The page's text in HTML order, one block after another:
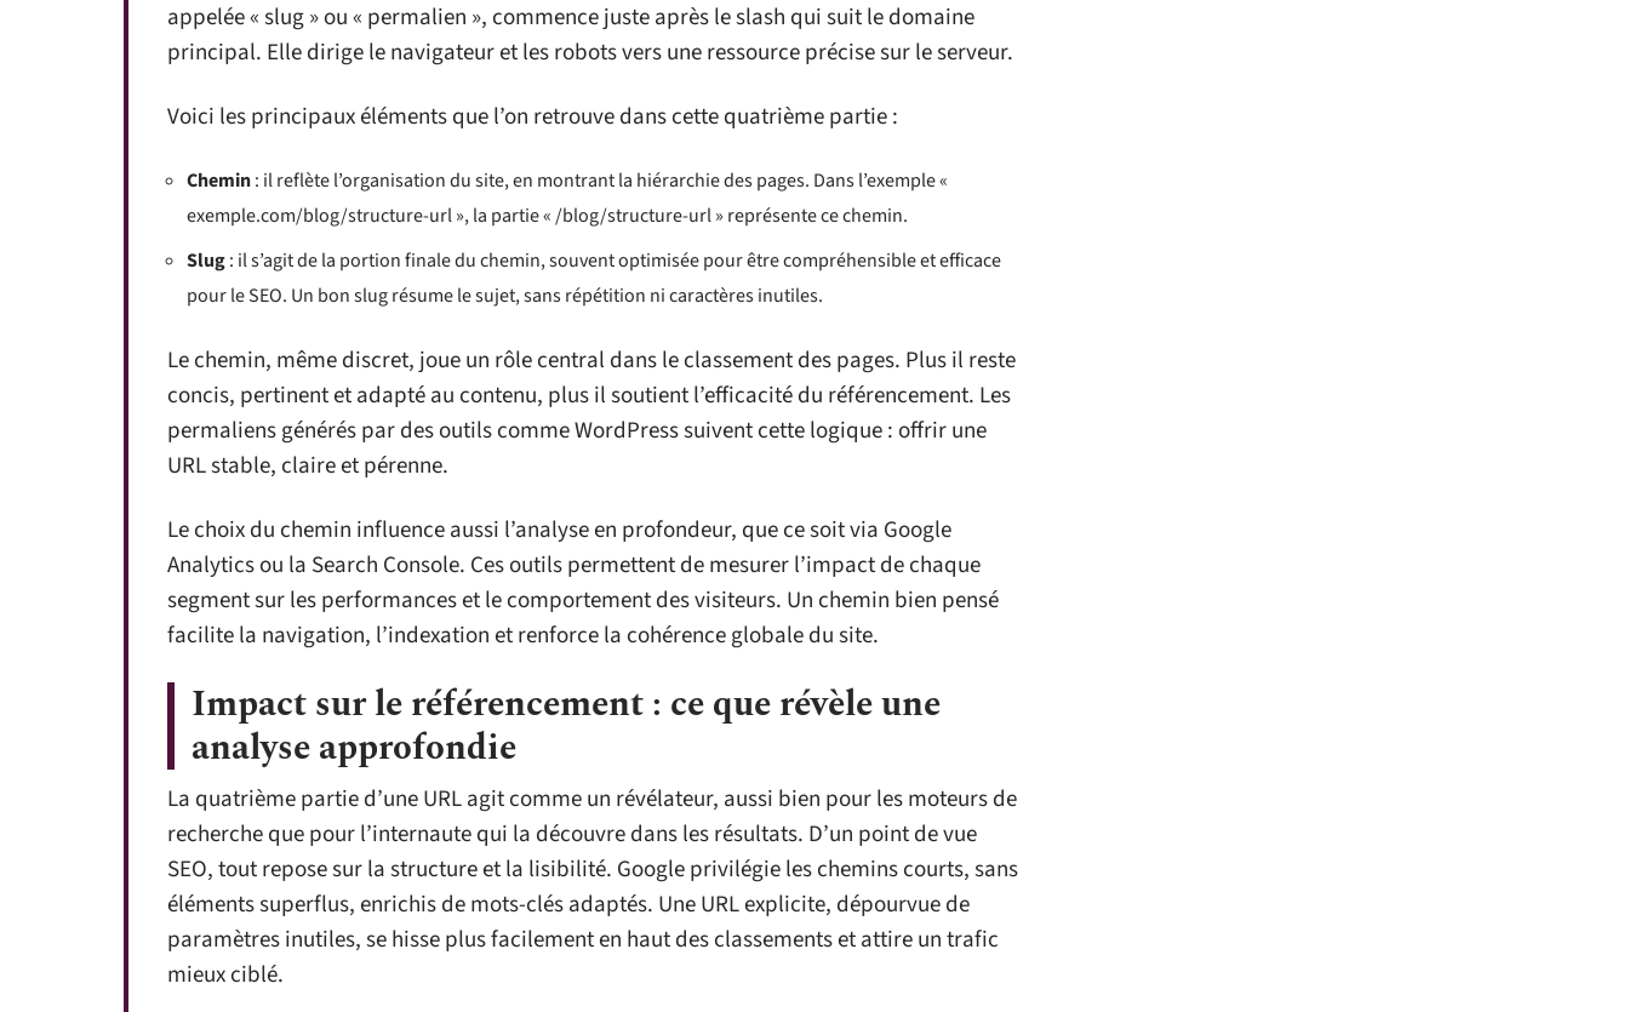
appelée « slug » ou « permalien », commence juste après le slash qui suit le domaine
principal. Elle dirige le navigateur et les robots vers une ressource précise sur le serveur.
Voici les principaux éléments que l’on retrouve dans cette quatrième partie :
Chemin: il reflète l’organisation du site, en montrant la hiérarchie des pages. Dans l’exemple «
exemple.com/blog/structure-url », la partie « /blog/structure-url » représente ce chemin.
Slug: il s’agit de la portion finale du chemin, souvent optimisée pour être compréhensible et efficace
pour le SEO. Un bon slug résume le sujet, sans répétition ni caractères inutiles.
Le chemin, même discret, joue un rôle central dans le classement des pages. Plus il reste
concis, pertinent et adapté au contenu, plus il soutient l’efficacité du référencement. Les
permaliens générés par des outils comme WordPress suivent cette logique : offrir une
URL stable, claire et pérenne.
Le choix du chemin influence aussi l’analyse en profondeur, que ce soit via Google
Analytics ou la Search Console. Ces outils permettent de mesurer l’impact de chaque
segment sur les performances et le comportement des visiteurs. Un chemin bien pensé
facilite la navigation, l’indexation et renforce la cohérence globale du site.
Impact sur le référencement : ce que révèle une
analyse approfondie
La quatrième partie d’une URL agit comme un révélateur, aussi bien pour les moteurs de
recherche que pour l’internaute qui la découvre dans les résultats. D’un point de vue
SEO, tout repose sur la structure et la lisibilité. Google privilégie les chemins courts, sans
éléments superflus, enrichis de mots-clés adaptés. Une URL explicite, dépourvue de
paramètres inutiles, se hisse plus facilement en haut des classements et attire un trafic
mieux ciblé.